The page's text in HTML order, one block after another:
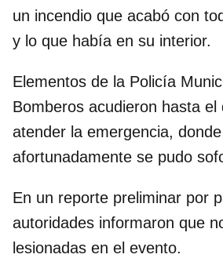
un incendio que acabó con
y lo que había en su interior.
Elementos de la Policía
Bomberos acudieron hasta el
atender la emergencia, donde
afortunadamente se pudo
En un reporte preliminar por
autoridades informaron que
lesionadas en el evento.